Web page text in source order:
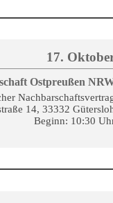
17.
Ostpreußen
14, 33332
Beginn: 10:30